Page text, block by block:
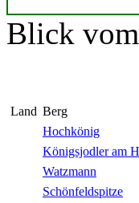
Blick
Land Berg
Hochkönig
Königsjodler am
Watzmann
Schönfeldspitze